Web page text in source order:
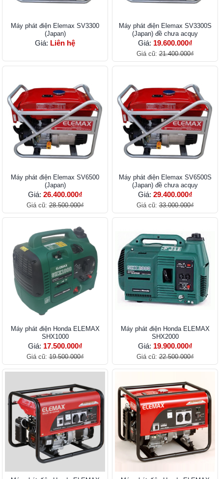
Máy phát điện Elemax SV3300
(Japan)
Giá: Liên hệ
Máy phát điện Elemax SV3300S
(Japan) đề chưa acquy
Giá: 19.600.000₫
Giá cũ:21.400.000₫
Máy phát điện Elemax SV6500
(Japan)
Giá: 26.400.000₫
Giá cũ:28.500.000₫
Máy phát điện Elemax SV6500S
(Japan) đề chưa acquy
Giá: 29.400.000₫
Giá cũ:33.000.000₫
Máy phát điện Honda ELEMAX
SHX1000
Giá: 17.500.000₫
Giá cũ:19.500.000₫
Máy phát điện Honda ELEMAX
SHX2000
Giá: 19.900.000₫
Giá cũ:22.500.000₫